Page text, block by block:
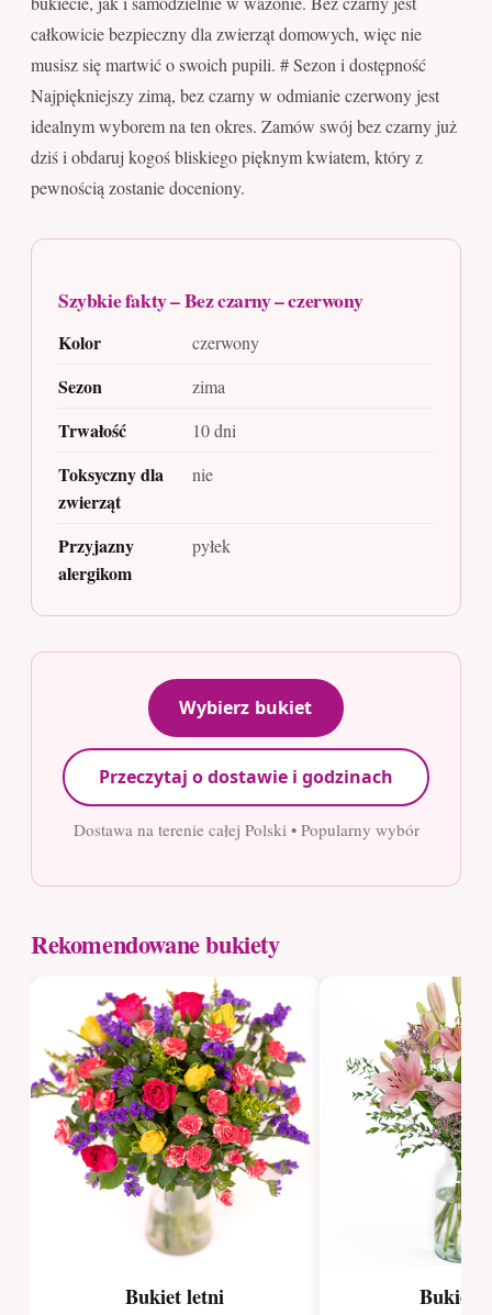
całkowicie bezpieczny dla zwierząt domowych, więc nie
musisz się martwić o swoich pupili. # Sezon i dostępność
Najpiękniejszy zimą, bez czarny w odmianie czerwony jest
idealnym wyborem na ten okres. Zamów swój bez czarny już
dziś i obdaruj kogoś bliskiego pięknym kwiatem, który z
pewnością zostanie doceniony.
Szybkie fakty – Bez czarny – czerwony
Kolor czerwony
Sezon zima
Trwałość 10 dni
Toksyczny dla
zwierząt
nie
Przyjazny
alergikom
pyłek
Wybierz bukiet
Przeczytaj o dostawie i godzinach
Dostawa na terenie całej Polski • Popularny wybór
Rekomendowane bukiety
Bukiet letni Bukiet